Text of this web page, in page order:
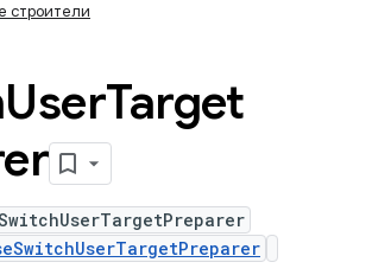
строители
UserTarget